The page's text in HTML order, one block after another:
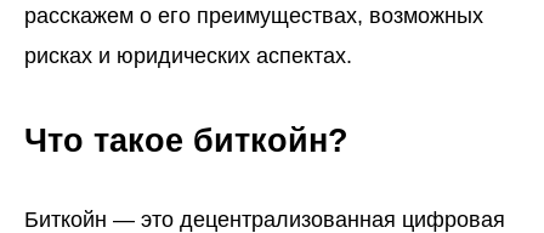
расскажем о его преимуществах, возможных
рисках и юридических аспектах.
Что такое биткойн?
Биткойн — это децентрализованная цифровая